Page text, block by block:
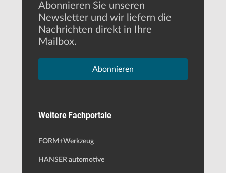
Abonnieren Sie unseren
Newsletter und wir liefern die
Nachrichten direkt in Ihre
Mailbox.
Abonnieren
Weitere Fachportale
FORM+Werkzeug
HANSER automotive